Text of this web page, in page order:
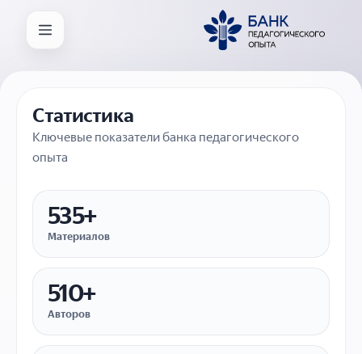
Статистика
Ключевые показатели банка педагогического
опыта
535+
Материалов
510+
Авторов